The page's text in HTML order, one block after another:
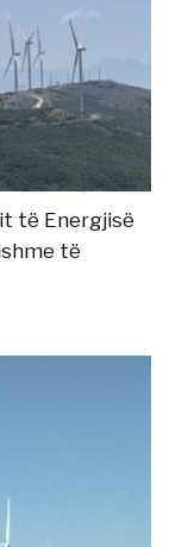
të Energjisë
të